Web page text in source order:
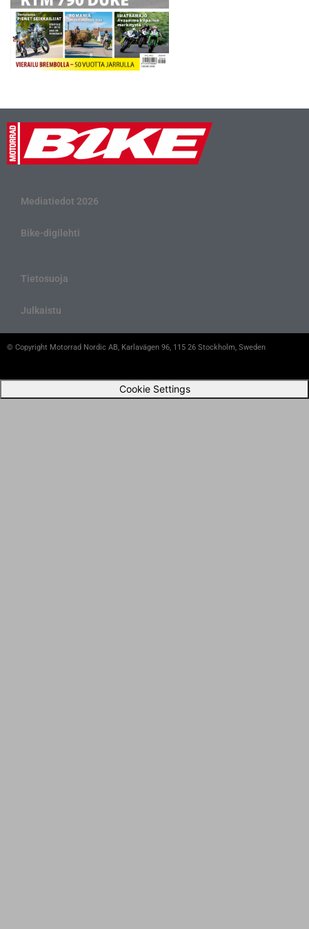
Mediatiedot 2026
Bike-digilehti
Tietosuoja
Julkaistu
© Copyright Motorrad Nordic AB, Karlavägen 96, 115 26 Stockholm, Sweden
Cookie Settings